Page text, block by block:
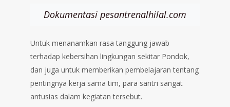
Dokumentasi pesantrenalhilal.com
Untuk menanamkan rasa tanggung jawab
terhadap kebersihan lingkungan sekitar Pondok,
dan juga untuk memberikan pembelajaran tentang
pentingnya kerja sama tim, para santri sangat
antusias dalam kegiatan tersebut.